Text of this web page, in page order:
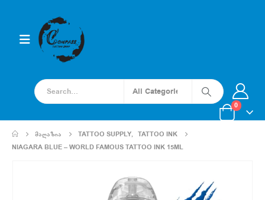
0
ᲛᲐᲦᲐᲖᲘᲐ TATTOO SUPPLY, TATTOO INK
NIAGARA BLUE – WORLD FAMOUS TATTOO INK 15ML